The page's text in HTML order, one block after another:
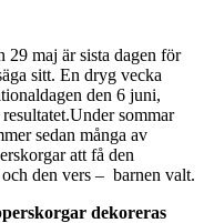
29 maj är sista dagen för
sitt. En dryg vecka
den 6 juni,
sommar
sedan många av
att få den
den vers – barnen valt.
dekoreras